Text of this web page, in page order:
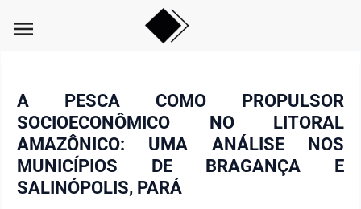
menu
A PESCA COMO PROPULSOR
SOCIOECONÔMICO NO LITORAL
AMAZÔNICO: UMA ANÁLISE NOS
MUNICÍPIOS DE BRAGANÇA E
SALINÓPOLIS, PARÁ